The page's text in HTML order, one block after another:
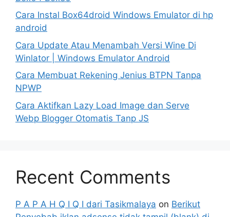
Cara Instal Box64droid Windows Emulator di hp
android
Cara Update Atau Menambah Versi Wine Di
Winlator | Windows Emulator Android
Cara Membuat Rekening Jenius BTPN Tanpa
NPWP
Cara Aktifkan Lazy Load Image dan Serve
Webp Blogger Otomatis Tanp JS
Recent Comments
P A P A H Q I Q I dari Tasikmalaya on Berikut